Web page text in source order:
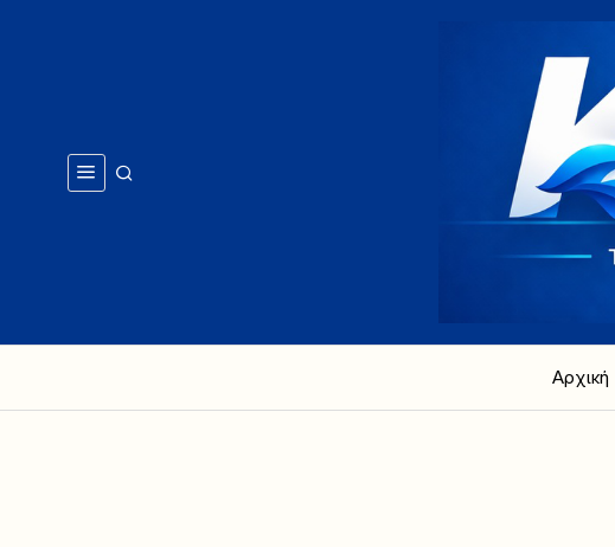
Αρχική